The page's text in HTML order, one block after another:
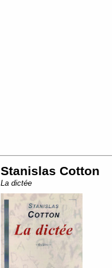
Stanislas Cotton
La dictée